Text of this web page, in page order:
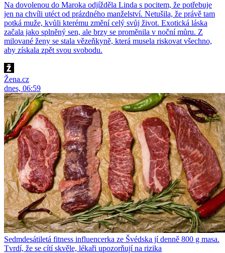
Na dovolenou do Maroka odjížděla Linda s pocitem, že potřebuje
jen na chvíli utéct od prázdného manželství. Netušila, že právě tam
potká muže, kvůli kterému změní celý svůj život. Exotická láska
začala jako splněný sen, ale brzy se proměnila v noční můru. Z
milované ženy se stala vězeňkyně, která musela riskovat všechno,
aby získala zpět svou svobodu.
Žena.cz
dnes, 06:59
Sedmdesátiletá fitness influencerka ze Švédska jí denně 800 g masa.
Tvrdí, že se cítí skvěle, lékaři upozorňují na rizika